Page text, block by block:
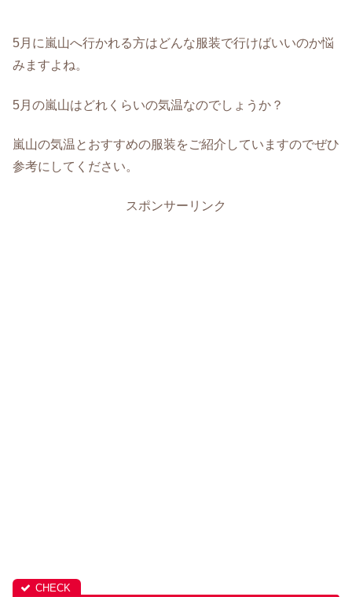
5月に嵐山へ行かれる方はどんな服装で行けばいいのか悩
みますよね。
5月の嵐山はどれくらいの気温なのでしょうか？
嵐山の気温とおすすめの服装をご紹介していますのでぜひ
参考にしてください。
スポンサーリンク